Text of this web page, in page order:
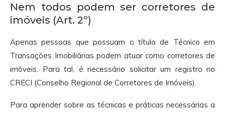
Nem todos podem ser corretores de
imóveis (Art. 2º)
Apenas pessoas que possuam o título de Técnico em
Transações Imobiliárias podem atuar como corretores de
imóveis. Para tal, é necessário solicitar um registro no
CRECI (Conselho Regional de Corretores de Imóveis).
Para aprender sobre as técnicas e práticas necessárias a